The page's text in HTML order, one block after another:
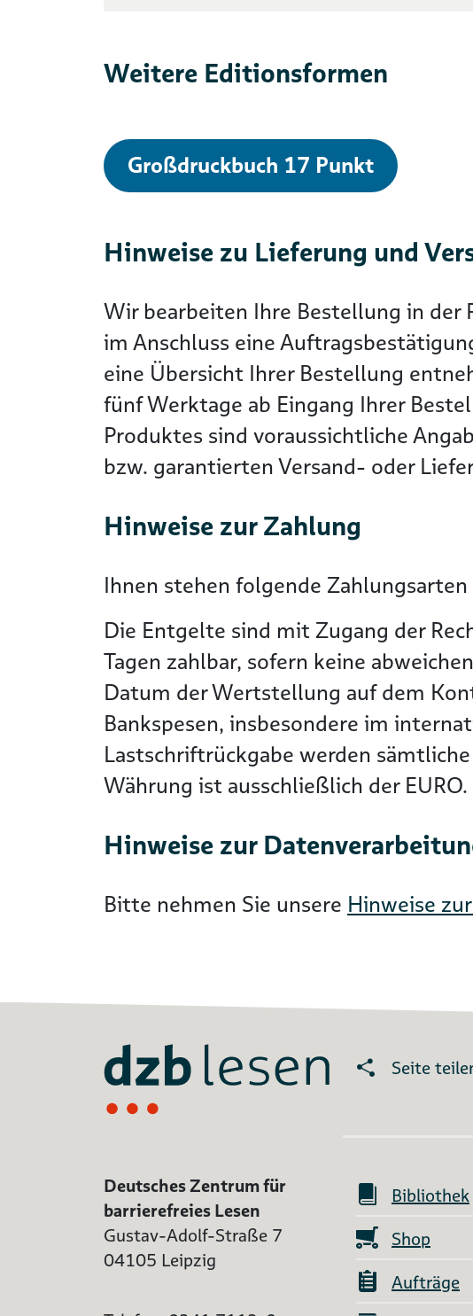
Weitere Editionsformen
Großdruckbuch 17 Punkt
Hinweise zu Lieferung und
Wir bearbeiten Ihre Bestellung in der
im Anschluss eine
eine Übersicht Ihrer Bestellung
fünf Werktage ab Eingang Ihrer
Produktes sind voraussichtliche
bzw. garantierten Versand- oder
Hinweise zur Zahlung
Ihnen stehen folgende
Die Entgelte sind mit Zugang der
Tagen zahlbar, sofern keine
Datum der Wertstellung auf dem
Bankspesen, insbesondere im
Lastschriftrückgabe werden
Währung ist ausschließlich der EURO.
Hinweise zur
Bitte nehmen Sie unsere Hinweise
Seite
Deutsches Zentrum für
barrierefreies Lesen
Gustav-Adolf-Straße 7
04105 Leipzig
Bibliothek
Shop
Aufträge